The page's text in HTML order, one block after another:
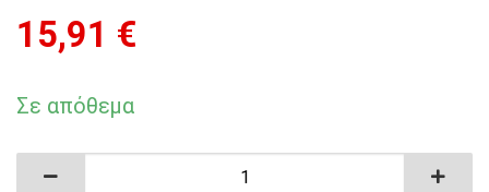
15,91 €
Σε απόθεμα
Natural Vitamins Joint And Arthritis Pain